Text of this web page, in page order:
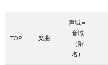
TOP 楽曲
声域＝
音域
（階
名）